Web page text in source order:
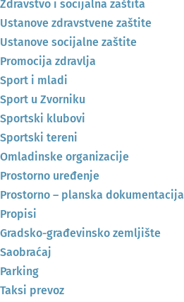
Zdravstvo i socijalna zaštita
Ustanove zdravstvene zaštite
Ustanove socijalne zaštite
Promocija zdravlja
Sport i mladi
Sport u Zvorniku
Sportski klubovi
Sportski tereni
Omladinske organizacije
Prostorno uređenje
Prostorno – planska
Propisi
Gradsko-građevinsko zemljište
Saobraćaj
Parking
Taksi prevoz